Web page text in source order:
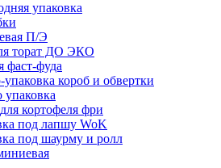
упаковка
П/Э
торат ДО ЭКО
фаст-фуда
упаковка короб и обвертки
кортофеля фри
под лапшу WoK
под шаурму и ролл